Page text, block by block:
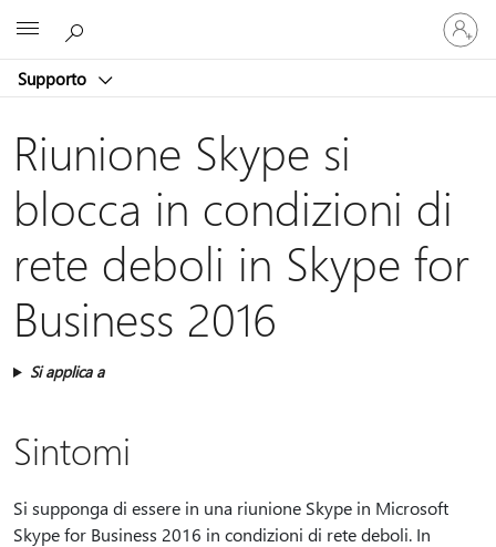
Supporto
Accedi
con
il
account
Riunione Skype si
blocca in condizioni di
rete deboli in Skype for
Business 2016
Si applica a
Sintomi
Si supponga di essere in una riunione Skype in Microsoft
Skype for Business 2016 in condizioni di rete deboli. In